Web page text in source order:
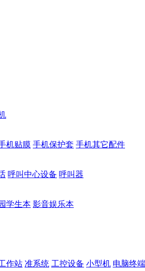
机贴膜 手机保护套 手机其它配件
呼叫中心设备 呼叫器
学生本 影音娱乐本
作站 准系统 工控设备 小型机 电脑终